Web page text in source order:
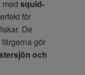
med squid-
för
De
gör
och